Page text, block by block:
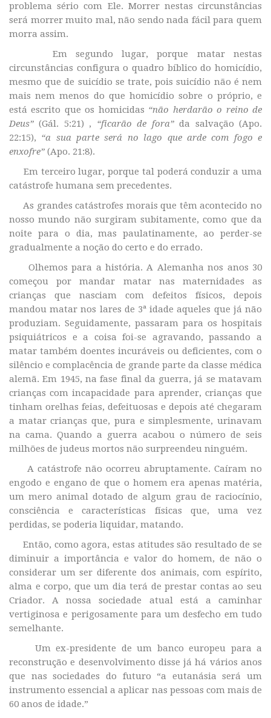
problema sério com Ele. Morrer nestas circunstâncias
será morrer muito mal, não sendo nada fácil para quem
morra assim.
Em segundo lugar, porque matar nestas
circunstâncias configura o quadro bíblico do homicídio,
mesmo que de suicídio se trate, pois suicídio não é nem
mais nem menos do que homicídio sobre o próprio, e
está escrito que os homicidas “não herdarão o reino de
Deus” (Gál. 5:21) , “ficarão de fora”da salvação (Apo.
22:15), “a sua parte será no lago que arde com fogo e
enxofre” (Apo. 21:8).
Em terceiro lugar, porque tal poderá conduzir a uma
catástrofe humana sem precedentes.
As grandes catástrofes morais que têm acontecido no
nosso mundo não surgiram subitamente, como que da
noite para o dia, mas paulatinamente, ao perder-se
gradualmente a noção do certo e do errado.
Olhemos para a história. A Alemanha nos anos 30
começou por mandar matar nas maternidades as
crianças que nasciam com defeitos físicos, depois
mandou matar nos lares de 3ª idade aqueles que já não
produziam. Seguidamente, passaram para os hospitais
psiquiátricos e a coisa foi-se agravando, passando a
matar também doentes incuráveis ou deficientes, com o
silêncio e complacência de grande parte da classe médica
alemã. Em 1945, na fase final da guerra, já se matavam
crianças com incapacidade para aprender, crianças que
tinham orelhas feias, defeituosas e depois até chegaram
a matar crianças que, pura e simplesmente, urinavam
na cama. Quando a guerra acabou o número de seis
milhões de judeus mortos não surpreendeu ninguém.
A catástrofe não ocorreu abruptamente. Caíram no
engodo e engano de que o homem era apenas matéria,
um mero animal dotado de algum grau de raciocínio,
consciência e características físicas que, uma vez
perdidas, se poderia liquidar, matando.
Então, como agora, estas atitudes são resultado de se
diminuir a importância e valor do homem, de não o
considerar um ser diferente dos animais, com espírito,
alma e corpo, que um dia terá de prestar contas ao seu
Criador. A nossa sociedade atual está a caminhar
vertiginosa e perigosamente para um desfecho em tudo
semelhante.
Um ex-presidente de um banco europeu para a
reconstrução e desenvolvimento disse já há vários anos
que nas sociedades do futuro “a eutanásia será um
instrumento essencial a aplicar nas pessoas com mais de
60 anos de idade.”